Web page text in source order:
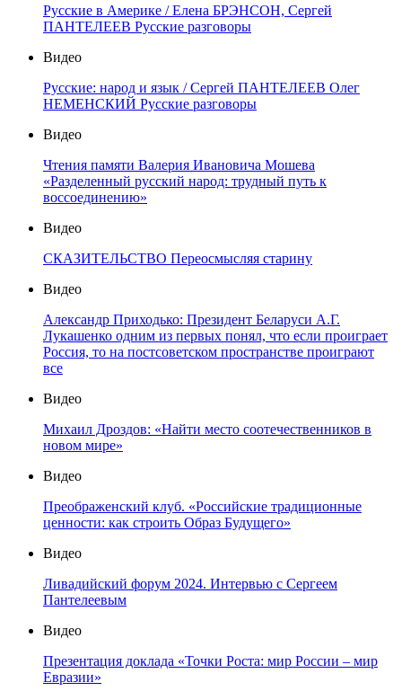
Русские в Америке / Елена БРЭНСОН, Сергей
ПАНТЕЛЕЕВ Русские разговоры
Видео
Русские: народ и язык / Сергей ПАНТЕЛЕЕВ Олег
НЕМЕНСКИЙ Русские разговоры
Видео
Чтения памяти Валерия Ивановича Мошева
«Разделенный русский народ: трудный путь к
воссоединению»
Видео
СКАЗИТЕЛЬСТВО Переосмысляя старину
Видео
Александр Приходько: Президент Беларуси А.Г.
Лукашенко одним из первых понял, что если проиграет
Россия, то на постсоветском пространстве проиграют
все
Видео
Михаил Дроздов: «Найти место соотечественников в
новом мире»
Видео
Преображенский клуб. «Российские традиционные
ценности: как строить Образ Будущего»
Видео
Ливадийский форум 2024. Интервью с Сергеем
Пантелеевым
Видео
Презентация доклада «Точки Роста: мир России – мир
Евразии»